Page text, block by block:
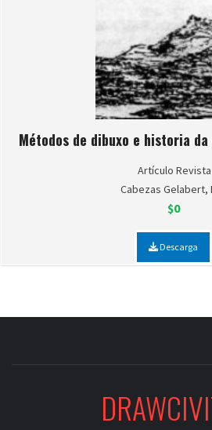
Métodos de dibuxo e historia
Artículo Revista
Cabezas Gelabert,
$0
Descarga